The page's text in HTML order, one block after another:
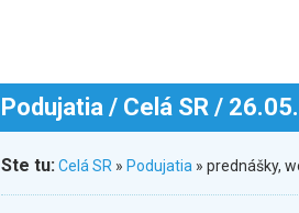
Podujatia / Celá SR /
Ste tu:Celá SR » Podujatia » prednášky,